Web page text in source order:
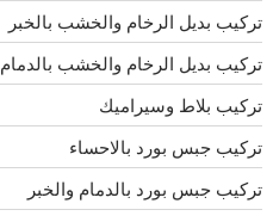
تركيب بديل الرخام والخشب بالخبر
تركيب بديل الرخام والخشب بالدمام
تركيب بلاط وسيراميك
تركيب جبس بورد بالاحساء
تركيب جبس بورد بالدمام والخبر